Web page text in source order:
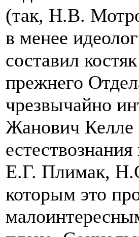
(так, Н.В.
в менее
составил
прежнего
чрезвычайно
Жанович Келле
Е.Г. Плимак,
которым это